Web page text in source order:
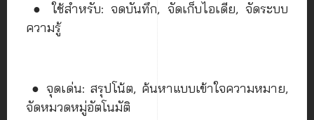
● ใช้สำหรับ: จดบันทึก, จัดเก็บไอเดีย, จัดระบบ
ความรู้
● จุดเด่น: สรุปโน้ต, ค้นหาแบบเข้าใจความหมาย,
จัดหมวดหมู่อัตโนมัติ